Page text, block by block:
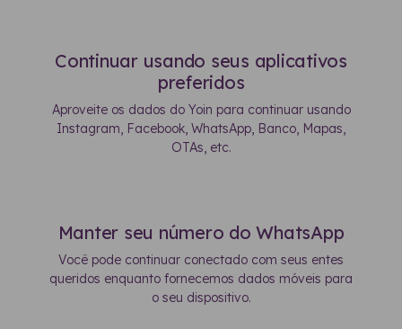
Continuar usando seus aplicativos
preferidos
Aproveite os dados do Yoin para continuar usando
Instagram, Facebook, WhatsApp, Banco, Mapas,
OTAs, etc.
Manter seu número do WhatsApp
Você pode continuar conectado com seus entes
queridos enquanto fornecemos dados móveis para
o seu dispositivo.